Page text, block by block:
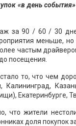
«в день
за 90 / 60 / 30
меньше,
частым
посещения.
то, что чем
Калининград,
Екатеринбурге,
что жители
доля покупок